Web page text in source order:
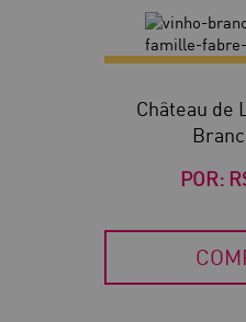
Château de
POR: